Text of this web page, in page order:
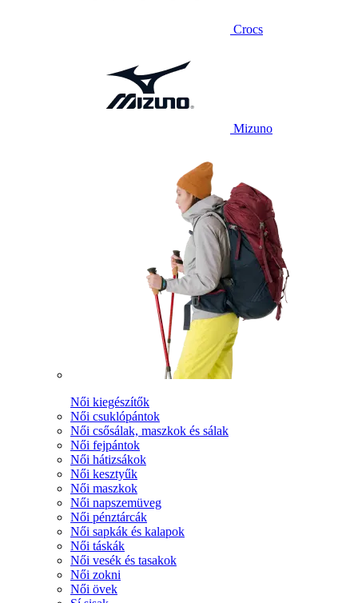
Crocs
Mizuno
Női kiegészítők
Női csuklópántok
Női csősálak, maszkok és sálak
Női fejpántok
Női hátizsákok
Női kesztyűk
Női maszkok
Női napszemüveg
Női pénztárcák
Női sapkák és kalapok
Női táskák
Női vesék és tasakok
Női zokni
Női övek